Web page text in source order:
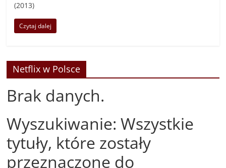
(2013)
Czytaj dalej
Netflix w Polsce
Brak danych.
Wyszukiwanie: Wszystkie
tytuły, które zostały
przeznaczone do